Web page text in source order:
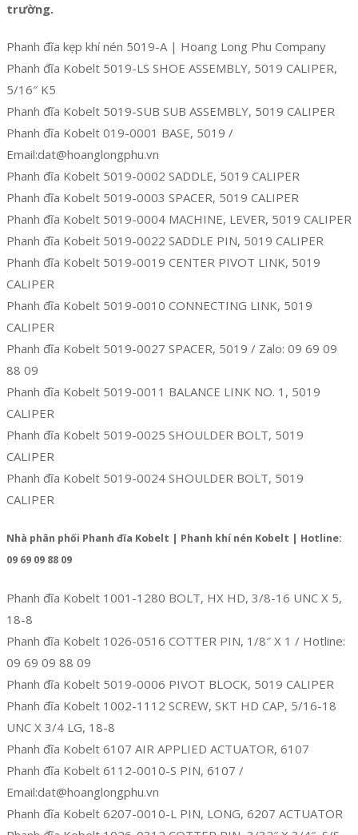
trường.
Phanh đĩa kẹp khí nén 5019-A | Hoang Long Phu Company
Phanh đĩa Kobelt 5019-LS SHOE ASSEMBLY, 5019 CALIPER,
5/16″ K5
Phanh đĩa Kobelt 5019-SUB SUB ASSEMBLY, 5019 CALIPER
Phanh đĩa Kobelt 019-0001 BASE, 5019 /
Email:dat@hoanglongphu.vn
Phanh đĩa Kobelt 5019-0002 SADDLE, 5019 CALIPER
Phanh đĩa Kobelt 5019-0003 SPACER, 5019 CALIPER
Phanh đĩa Kobelt 5019-0004 MACHINE, LEVER, 5019 CALIPER
Phanh đĩa Kobelt 5019-0022 SADDLE PIN, 5019 CALIPER
Phanh đĩa Kobelt 5019-0019 CENTER PIVOT LINK, 5019
CALIPER
Phanh đĩa Kobelt 5019-0010 CONNECTING LINK, 5019
CALIPER
Phanh đĩa Kobelt 5019-0027 SPACER, 5019 / Zalo: 09 69 09
88 09
Phanh đĩa Kobelt 5019-0011 BALANCE LINK NO. 1, 5019
CALIPER
Phanh đĩa Kobelt 5019-0025 SHOULDER BOLT, 5019
CALIPER
Phanh đĩa Kobelt 5019-0024 SHOULDER BOLT, 5019
CALIPER
Nhà phân phối Phanh đĩa Kobelt | Phanh khí nén Kobelt | Hotline:
09 69 09 88 09
Phanh đĩa Kobelt 1001-1280 BOLT, HX HD, 3/8-16 UNC X 5,
18-8
Phanh đĩa Kobelt 1026-0516 COTTER PIN, 1/8″ X 1 / Hotline:
09 69 09 88 09
Phanh đĩa Kobelt 5019-0006 PIVOT BLOCK, 5019 CALIPER
Phanh đĩa Kobelt 1002-1112 SCREW, SKT HD CAP, 5/16-18
UNC X 3/4 LG, 18-8
Phanh đĩa Kobelt 6107 AIR APPLIED ACTUATOR, 6107
Phanh đĩa Kobelt 6112-0010-S PIN, 6107 /
Email:dat@hoanglongphu.vn
Phanh đĩa Kobelt 6207-0010-L PIN, LONG, 6207 ACTUATOR